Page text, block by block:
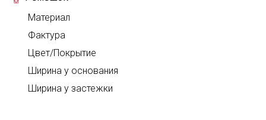
С помощью аккаунта L'TERRIAS
Создать аккаунт
Мы намекнем о чем ты мечтаешь
Материал
Фактура
Цвет/Покрытие
Ширина у основания
Ширина у застежки